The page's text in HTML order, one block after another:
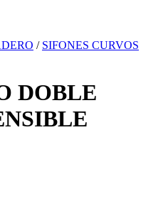
/ SIFONES CURVOS
DOBLE